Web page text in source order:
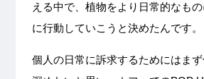
える中で、植物をより日常的なも
に行動していこうと決めたんです。
個人の日常に訴求するためにはま